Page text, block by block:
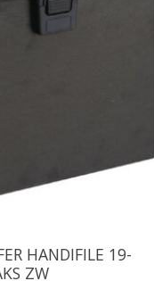
HANDIFILE 19-
ZW